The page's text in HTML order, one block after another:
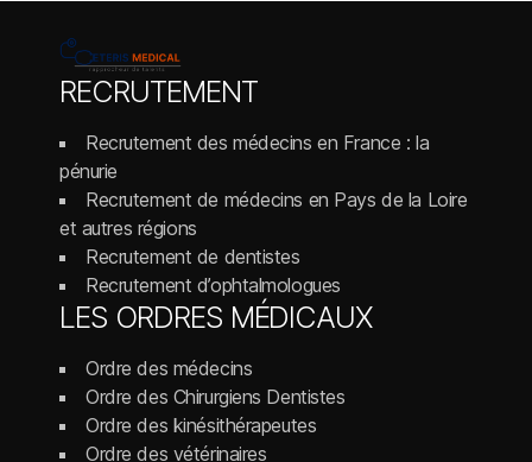
RECRUTEMENT
Recrutement des médecins en France : la
pénurie
Recrutement de médecins en Pays de la Loire
et autres régions
Recrutement de dentistes
Recrutement d’ophtalmologues
LES ORDRES MÉDICAUX
Ordre des médecins
Ordre des Chirurgiens Dentistes
Ordre des kinésithérapeutes
Ordre des vétérinaires